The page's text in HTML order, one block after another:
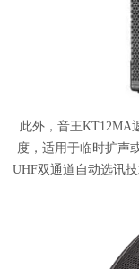
此外，音王KT12MA
度，适用于临时扩声
UHF双通道自动选讯